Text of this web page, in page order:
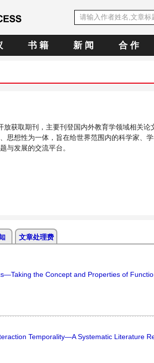
书 籍 新 闻 合 作
放获取期刊，主要刊登国内外教育学领域相关论
思想性为一体，旨在给世界范围内的科学家、
与发展的交流平台。
文章处理费
the Concept and Properties of
Temporality—A Systematic Literature